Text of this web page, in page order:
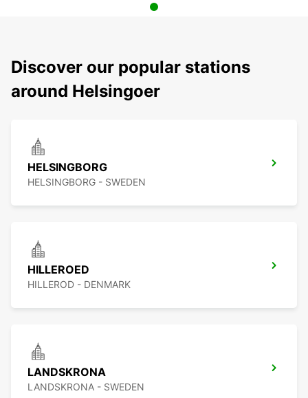
Discover our popular stations
around Helsingoer
HELSINGBORG
HELSINGBORG - SWEDEN
HILLEROED
HILLEROD - DENMARK
LANDSKRONA
LANDSKRONA - SWEDEN